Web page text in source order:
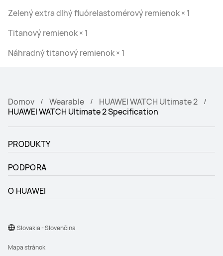
Zelený extra dlhý fluórelastomérový remienok × 1
Titanový remienok × 1
Náhradný titanový remienok × 1
Domov Wearable
HUAWEI WATCH Ultimate 2
HUAWEI WATCH Ultimate 2 Specification
PRODUKTY
PODPORA
O HUAWEI
Mapa stránok
Slovakia - Slovenčina